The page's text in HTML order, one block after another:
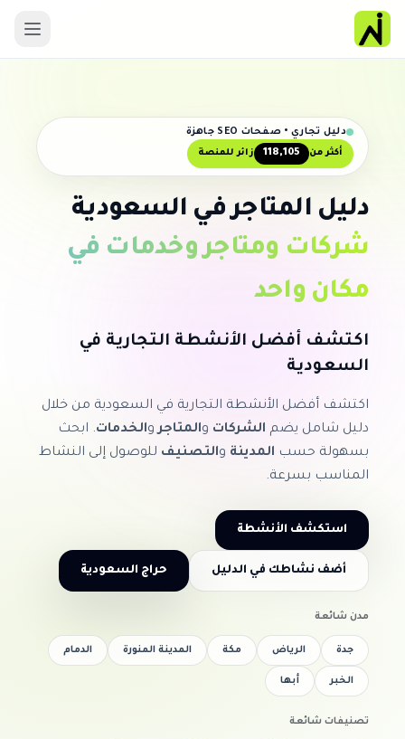
دليل تجاري • صفحات SEO جاهزة
أكثر من 118,105 زائر للمنصة
دليل المتاجر في السعودية
شركات ومتاجر وخدمات في
مكان واحد
اكتشف أفضل الأنشطة التجارية في
السعودية
اكتشف أفضل الأنشطة التجارية في السعودية من خلال
دليل شامل يضم الشركات والمتاجروالخدمات. ابحث
بسهولة حسب المدينة والتصنيف للوصول إلى النشاط
المناسب بسرعة.
استكشف الأنشطة
أضف نشاطك في الدليل حراج السعودية
مدن شائعة
جدة الرياض مكة المدينة المنورة الدمام
الخبر أبها
تصنيفات شائعة